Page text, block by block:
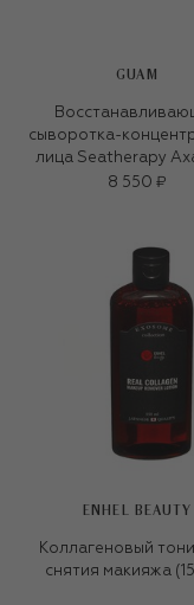
GUAM
сыворотка-
лица Seatherapy
(8x2ml)
8 550 ₽
ENHEL BEAUTY
Коллагеновый
снятия макияжа